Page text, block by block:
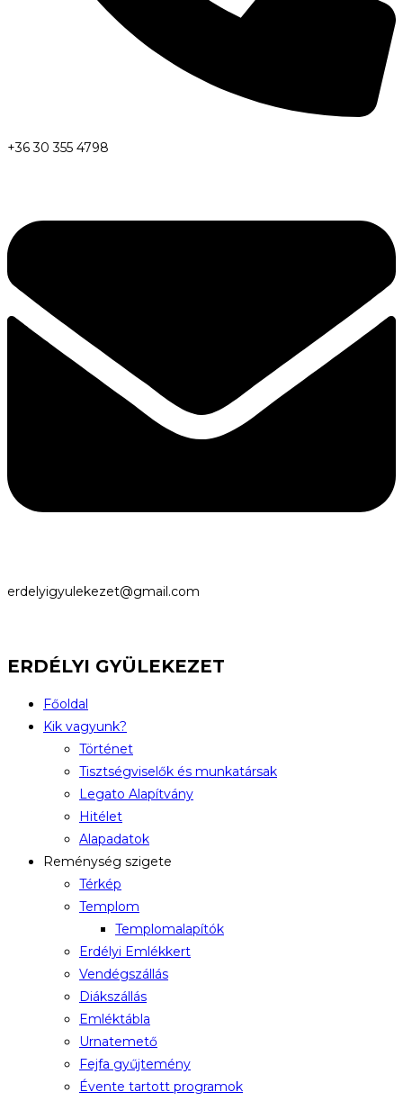
+36 30 355 4798
erdelyigyulekezet@gmail.com
ERDÉLYI GYÜLEKEZET
Főoldal
Kik vagyunk?
Történet
Tisztségviselők és munkatársak
Legato Alapítvány
Hitélet
Alapadatok
Reménység szigete
Térkép
Templom
Templomalapítók
Erdélyi Emlékkert
Vendégszállás
Diákszállás
Emléktábla
Urnatemető
Fejfa gyűjtemény
Évente tartott programok